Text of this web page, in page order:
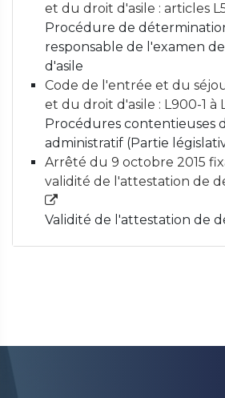
et du droit d'asile : articles
Procédure de
responsable de l'examen
d'asile
Code de l'entrée et du
et du droit d'asile : L900-1 à
Procédures contentieuses
administratif (Partie
Arrêté du 9 octobre 2015
validité de l'attestation de
Validité de l'attestation de